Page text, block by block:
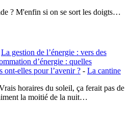
? M'enfin si on se sort les doigts…
La gestion de l’énergie : vers des
d’énergie : quelles
ont-elles pour l’avenir ? - La cantine
horaires du soleil, ça ferait pas de
la moitié de la nuit…